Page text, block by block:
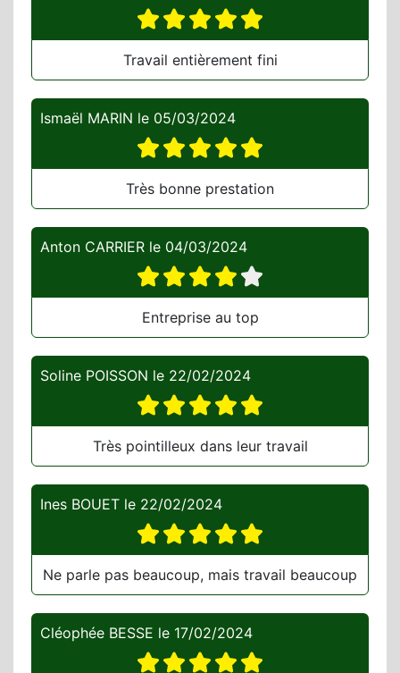
Travail entièrement fini
Ismaël MARIN le 05/03/2024
Très bonne prestation
Anton CARRIER le 04/03/2024
Entreprise au top
Soline POISSON le 22/02/2024
Très pointilleux dans leur travail
Ines BOUET le 22/02/2024
Ne parle pas beaucoup, mais travail beaucoup
Cléophée BESSE le 17/02/2024